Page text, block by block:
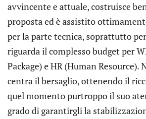
avvincente e attuale, costruisce
proposta ed è assistito
per la parte tecnica, soprattutto
riguarda il complesso budget per
Package) e HR (Human Resource).
centra il bersaglio, ottenendo il
quel momento purtroppo il suo
grado di garantirgli la